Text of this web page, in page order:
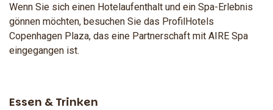
Wenn Sie sich einen Hotelaufenthalt und ein Spa-Erlebnis
gönnen möchten, besuchen Sie das ProfilHotels
Copenhagen Plaza, das eine Partnerschaft mit AIRE Spa
eingegangen ist.
Essen & Trinken